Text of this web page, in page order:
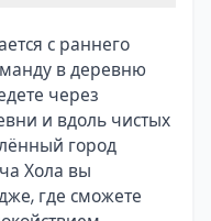
Здесь
этническая
монастыри,
молитвами,
душевность и
с раннего
в деревню
через
и вдоль чистых
город
Хола вы
где сможете